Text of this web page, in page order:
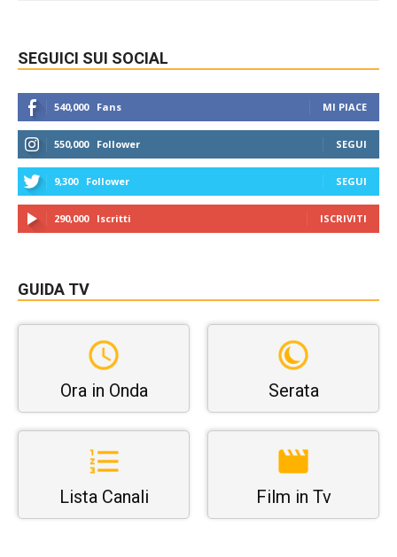
SEGUICI SUI SOCIAL
540,000 Fans MI PIACE
550,000 Follower SEGUI
9,300 Follower SEGUI
290,000 Iscritti ISCRIVITI
GUIDA TV
Ora in Onda Serata
Lista Canali Film in Tv